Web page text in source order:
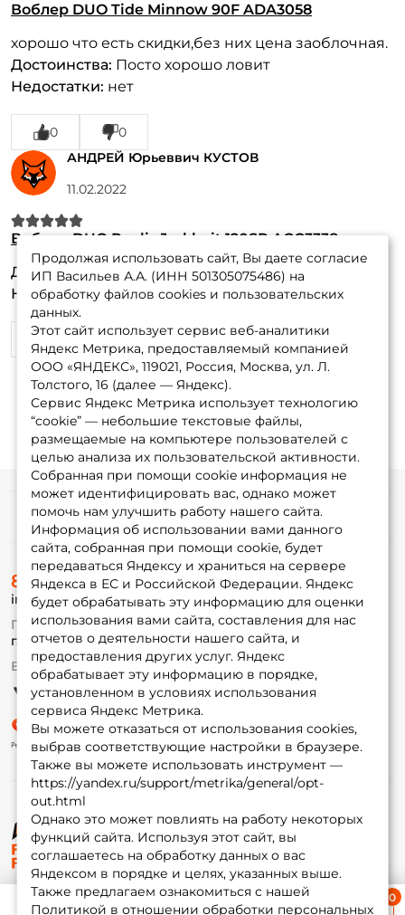
Ближайшая доставка
Воблер DUO Tide Minnow 90F ADA3058
хорошо что есть скидки,без них цена заоблочная.
Достоинства: Посто хорошо ловит
Недостатки: нет
0
0
АНДРЕЙ Юрьеввич КУСТОВ
11.02.2022
Воблер DUO Realis Jerkbait 120SP ACC3338
Достоинства:Отлична ловит
Недостатки: нет
1 0
Продолжая использовать сайт, Вы даете согласие
ИП Васильев А.А. (ИНН 501305075486) на
обработку файлов cookies и пользовательских
данных.
Этот сайт использует сервис веб-аналитики
Яндекс Метрика, предоставляемый компанией
ООО «ЯНДЕКС», 119021, Россия, Москва, ул. Л.
Толстого, 16 (далее — Яндекс).
Сервис Яндекс Метрика использует технологию
“cookie” — небольшие текстовые файлы,
размещаемые на компьютере пользователей с
целью анализа их пользовательской активности.
Собранная при помощи cookie информация не
может идентифицировать вас, однако может
помочь нам улучшить работу нашего сайта.
Информация об использовании вами данного
сайта, собранная при помощи cookie, будет
передаваться Яндексу и храниться на сервере
Яндекса в ЕС и Российской Федерации. Яндекс
будет обрабатывать эту информацию для оценки
использования вами сайта, составления для нас
отчетов о деятельности нашего сайта, и
предоставления других услуг. Яндекс
обрабатывает эту информацию в порядке,
установленном в условиях использования
сервиса Яндекс Метрика.
Вы можете отказаться от использования cookies,
выбрав соответствующие настройки в браузере.
Также вы можете использовать инструмент —
https://yandex.ru/support/metrika/general/opt-
out.html
Однако это может повлиять на работу некоторых
функций сайта. Используя этот сайт, вы
соглашаетесь на обработку данных о вас
Яндексом в порядке и целях, указанных выше.
Также предлагаем ознакомиться с нашей
Политикой в отношении обработки персональных
© ФоксФишинг, 2009-2026
Информация
О магазине
Доставка
Оплата
Fox-bonus
Гуру
Партнерская программа
8 (495) 532-77-88
info@foxfishing.ru
По вопросам с заказом
г. Москва, ул. Плеханова д.7
Ежедневно 10:00 до 20:00